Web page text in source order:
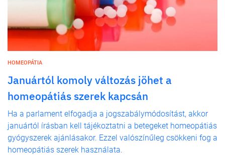
HOMEOPÁTIA
Januártól komoly változás jöhet a
homeopátiás szerek kapcsán
Ha a parlament elfogadja a jogszabálymódosítást, akkor
januártól írásban kell tájékoztatni a betegeket homeopátiás
gyógyszerek ajánlásakor. Ezzel valószínűleg csökkeni fog a
homeopátiás szerek használata.